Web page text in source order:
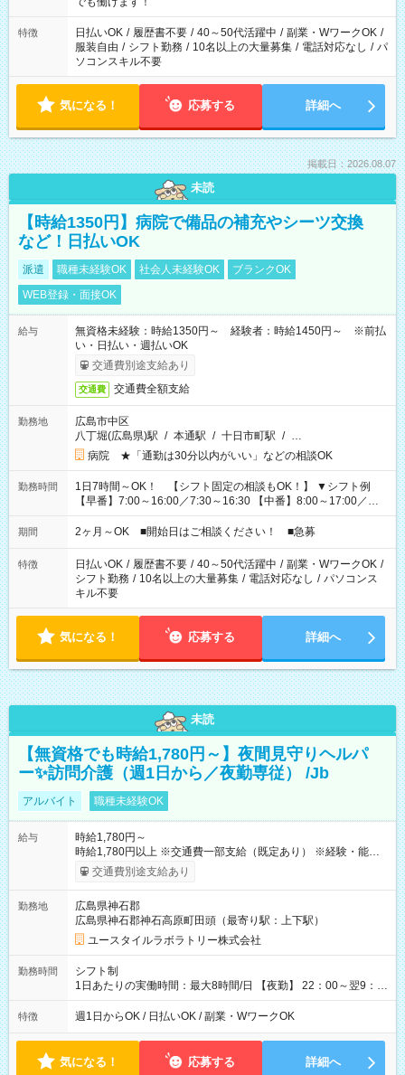
り、短時間・短期間の就業はご案内が難しい場合があります
特徴 日払いOK / 履歴書不要 / 40～50代活躍中 / 副業・WワークOK /
服装自由 / シフト勤務 / 10名以上の大量募集 / 電話対応なし / パ
ソコンスキル不要
気になる！ 応募する 詳細へ
掲載日：2026.08.07
未読
【時給1350円】病院で備品の補充やシーツ交換
など！日払いOK
派遣 職種未経験OK 社会人未経験OK
ブランクOK
WEB登録・面接OK
給与
無資格未経験：時給1350円～ 経験者：時給1450円～ ※前払
い・日払い・週払いOK
交通費別途支給あり
交通費 交通費全額支給
勤務地
広島市中区
八丁堀(広島県)駅 / 本通駅 / 十日市町駅 / …
病院 ★「通勤は30分以内がいい」などの相談OK
勤務時間
1日7時間～OK！ 【シフト固定の相談もOK！】 ▼シフト例
【早番】7:00～16:00／7:30～16:30 【中番】8:00～17:00／
9:00～18:00 【遅番】11:00～20:00／13:00～22:00 「〇時まで
には帰りたい」 「〇時からしか出勤できない」 などの相談
期間 2ヶ月～OK ■開始日はご相談ください！ ■急募
特徴 日払いOK / 履歴書不要 / 40～50代活躍中 / 副業・WワークOK /
シフト勤務 / 10名以上の大量募集 / 電話対応なし / パソコンス
キル不要
気になる！ 応募する 詳細へ
未読
【無資格でも時給1,780円～】夜間見守りヘルパ
ー✨訪問介護（週1日から／夜勤専従） /Jb
アルバイト 職種未経験OK
給与
時給1,780円～
時給1,780円以上 ※交通費一部支給（既定あり） ※経験・能力を
考慮して決定します 【収入例】 週1回勤務の場合：1,780円×8時
間×4回=5万6,960円 週3回勤務の場合：1,780円×8時間×12回
月 ※ 雇用形態と給与に、本採用時と異なる部分があります。 雇
用形態：本採用時と同じです。 給与：時給 1,520円以上
交通費別途支給あり
勤務地
広島県神石郡
広島県神石郡神石高原町田頭（最寄り駅：上下駅）
ユースタイルラボラトリー株式会社
勤務時間
シフト制
1日あたりの実働時間：最大8時間/日 【夜勤】 22：00～翌9：
00 ※週1日～OK ／ 夜勤専従 ＊＊ 勤務時間例 ＊＊ ■22時か
ら翌7時 ■23時から翌8時 ■24時から翌9時 など ※上記の時間
ます。 ※曜日固定（毎週同じ曜日での勤務となります）
特徴 週1日からOK / 日払いOK / 副業・WワークOK
気になる！ 応募する 詳細へ